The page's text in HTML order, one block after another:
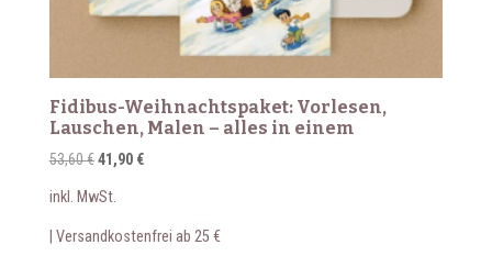
Fidibus-Weihnachtspaket: Vorlesen,
Lauschen, Malen – alles in einem
53,60€ Ursprünglicher
53,60 €
41,90 €Aktueller
41,90 €.
inkl. MwSt.
| Versandkostenfrei ab 25 €